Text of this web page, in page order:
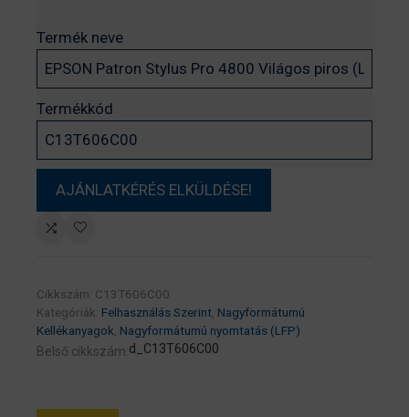
Termék neve
Termékkód
Cikkszám: C13T606C00
Kategóriák: Felhasználás Szerint, Nagyformátumú
Kellékanyagok, Nagyformátumú nyomtatás (LFP)
Belső cikkszám:d_C13T606C00